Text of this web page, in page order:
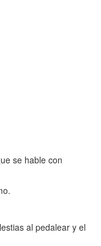
se hable con
al pedalear y el